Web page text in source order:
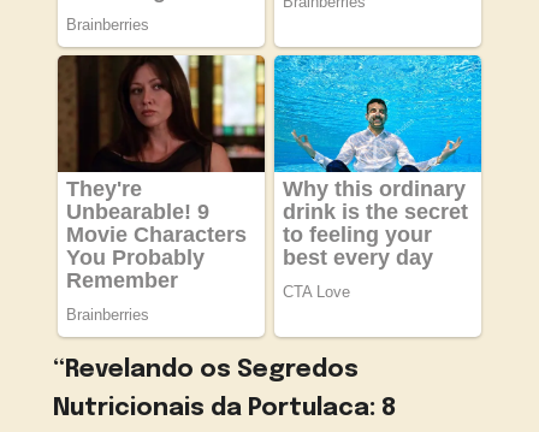
“Revelando os Segredos
Nutricionais da Portulaca: 8